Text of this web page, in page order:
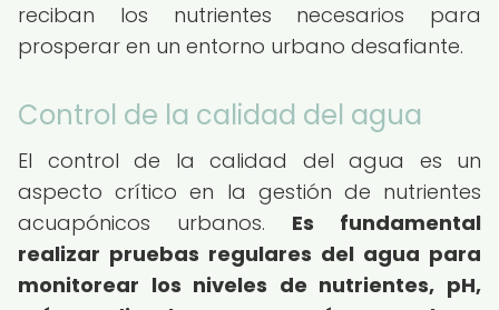
reciban los nutrientes necesarios para
prosperar en un entorno urbano desafiante.
Control de la calidad del agua
El control de la calidad del agua es un
aspecto crítico en la gestión de nutrientes
acuapónicos urbanos. Es fundamental
realizar pruebas regulares del agua para
monitorear los niveles de nutrientes, pH,